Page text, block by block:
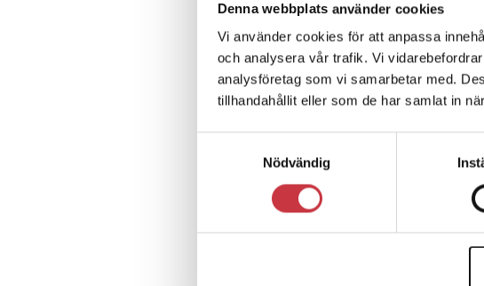
Denna webbplats använder cookies
Vi använder cookies för att anpassa
och analysera vår trafik. Vi
analysföretag som vi samarbetar med.
tillhandahållit eller som de har samlat in
Nödvändig